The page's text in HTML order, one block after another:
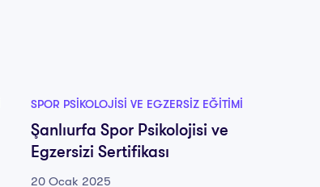
SPOR PSIKOLOJISI VE EGZERSIZ EĞITIMI
Şanlıurfa Spor Psikolojisi ve
Egzersizi Sertifikası
20 Ocak 2025